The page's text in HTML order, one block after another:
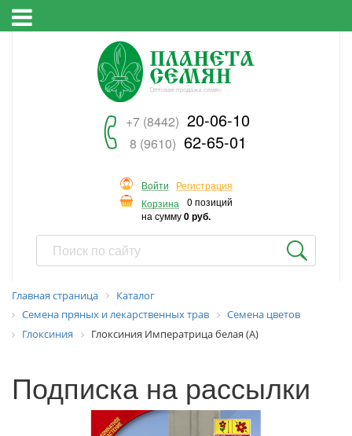
+7 (8442) 20-06-10
8 (9610) 62-65-01
Войти
Регистрация
Корзина
0 позиций
на сумму0 руб.
Главная страница
Каталог
Семена пряных и лекарственных трав
Семена цветов
Глоксиния
Глоксиния Императрица белая (А)
Подписка на рассылки